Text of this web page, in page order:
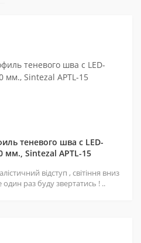
теневого шва c LED-
мм., Sintezal APTL-15
відступ , світіння вниз
раз буду звертатись ! ..